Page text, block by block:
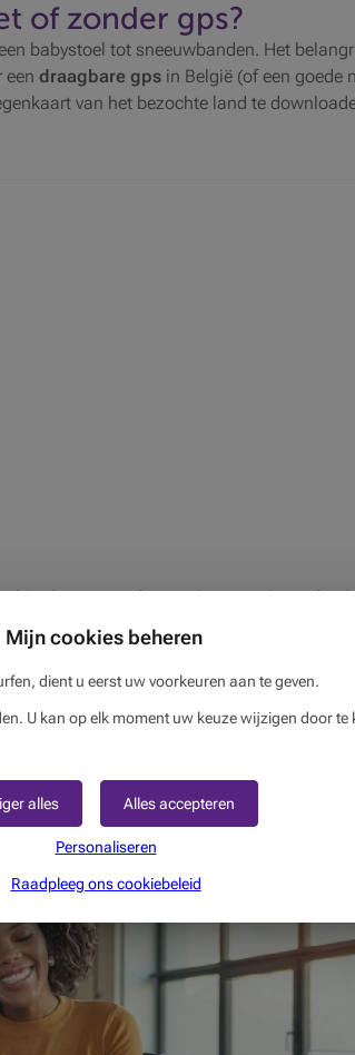
of zonder gps?
babystoel tot sneeuwbanden. Het
een draagbare gps in België (of een goede
van het bezochte land te
advies. Deze informatie kan veranderen of
voor de juistheid, de volledigheid en de
je ook
te beantwoorden en samen met u uw
Mijn cookies beheren
dient u eerst uw voorkeuren aan te geven.
U kan op elk moment uw keuze wijzigen door te
Alles accepteren
alles
Personaliseren
Raadpleeg ons cookiebeleid